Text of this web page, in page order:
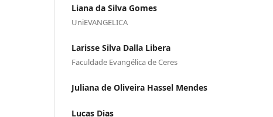
Liana da Silva Gomes
UniEVANGELICA
Larisse Silva Dalla Libera
Faculdade Evangélica de Ceres
Juliana de Oliveira Hassel Mendes
Lucas Dias